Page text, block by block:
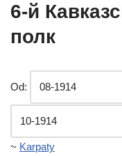
6-й
полк
Od:
~ Karpaty